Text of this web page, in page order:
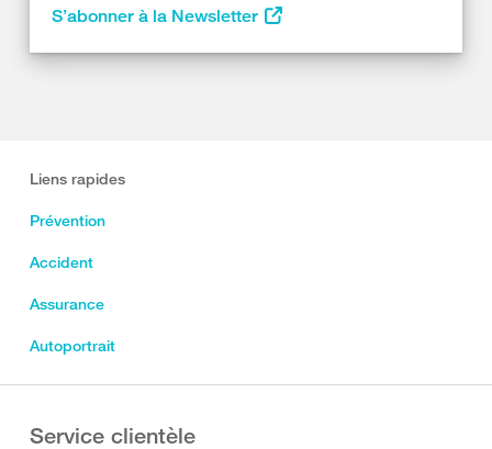
S’abonner à la Newsletter
Liens rapides
Prévention
Accident
Assurance
Autoportrait
Service clientèle